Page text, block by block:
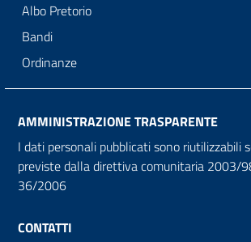
Albo Pretorio
Bandi
Ordinanze
AMMINISTRAZIONE TRASPARENTE
I dati personali pubblicati sono riutilizzabili
previste dalla direttiva comunitaria 2003/
36/2006
CONTATTI